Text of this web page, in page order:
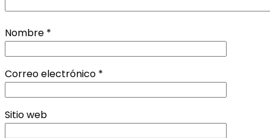
Nombre *
Correo electrónico *
Sitio web